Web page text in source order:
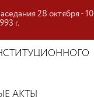
28 октября - 10
г.
АКТЫ